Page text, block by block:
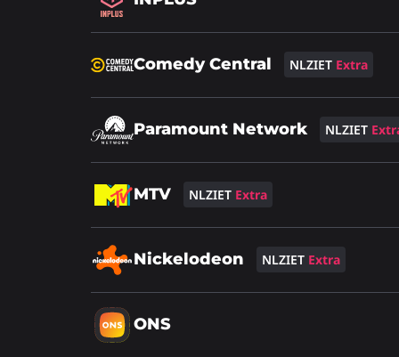
meer
over
Comedy Central
NLZIET Extra
Lees
meer
over
Paramount Network
NLZIET
Lees
meer
over
MTV
NLZIET Extra
Lees
meer
over
Nickelodeon
NLZIET Extra
Lees
meer
over
ONS
Lees
meer